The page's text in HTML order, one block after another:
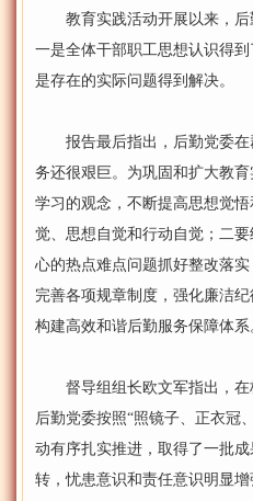
教育实践活动开展以来，后
一是全体干部职工思想认识得
是存在的实际问题得到解决。
报告最后指出，后勤党委在
务还很艰巨。为巩固和扩大教
学习的观念，不断提高思想觉
觉、思想自觉和行动自觉；二
心的热点难点问题抓好整改落
完善各项规章制度，强化廉洁
构建高效和谐后勤服务保障体系
督导组组长欧文军指出，在
后勤党委按照“照镜子、正衣冠
动有序扎实推进，取得了一批
转，忧患意识和责任意识明显